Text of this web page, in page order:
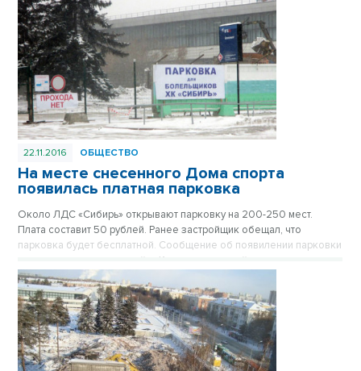
под спортивно-культурные цели.
22.11.2016 ОБЩЕСТВО
На месте снесенного Дома спорта
появилась платная парковка
Около ЛДС «Сибирь» открывают парковку на 200-250 мест.
Плата составит 50 рублей. Ранее застройщик обещал, что
парковка будет бесплатной. Сообщение об появилении парковки
появилось сегодня на сайте Калининского района.